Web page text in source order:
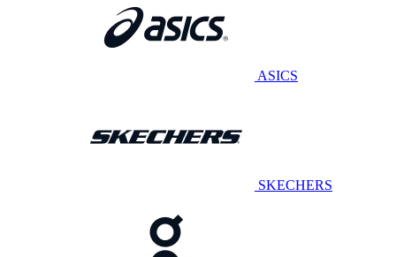
ASICS
SKECHERS